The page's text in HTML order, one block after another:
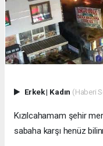
Erkek| Kadın (Haberi
Kızılcahamam şehir
sabaha karşı henüz